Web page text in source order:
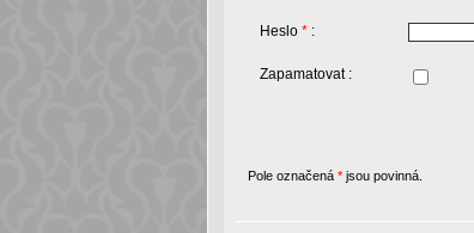
Heslo *:
Zapamatovat :
Pole označená *jsou povinná.